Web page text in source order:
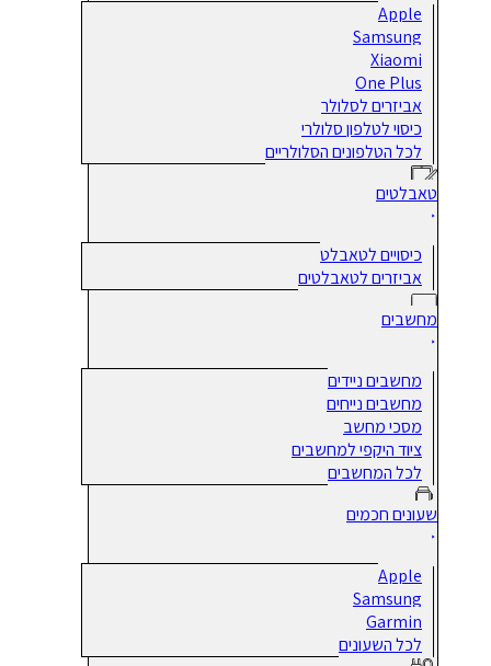
Apple
Samsung
Xiaomi
One Plus
אביזרים לסלולר
כיסוי לטלפון סלולרי
לכל הטלפונים הסלולריים
טאבלטים
כיסויים לטאבלט
אביזרים לטאבלטים
מחשבים
מחשבים ניידים
מחשבים נייחים
מסכי מחשב
ציוד היקפי למחשבים
לכל המחשבים
שעונים חכמים
Apple
Samsung
Garmin
לכל השעונים